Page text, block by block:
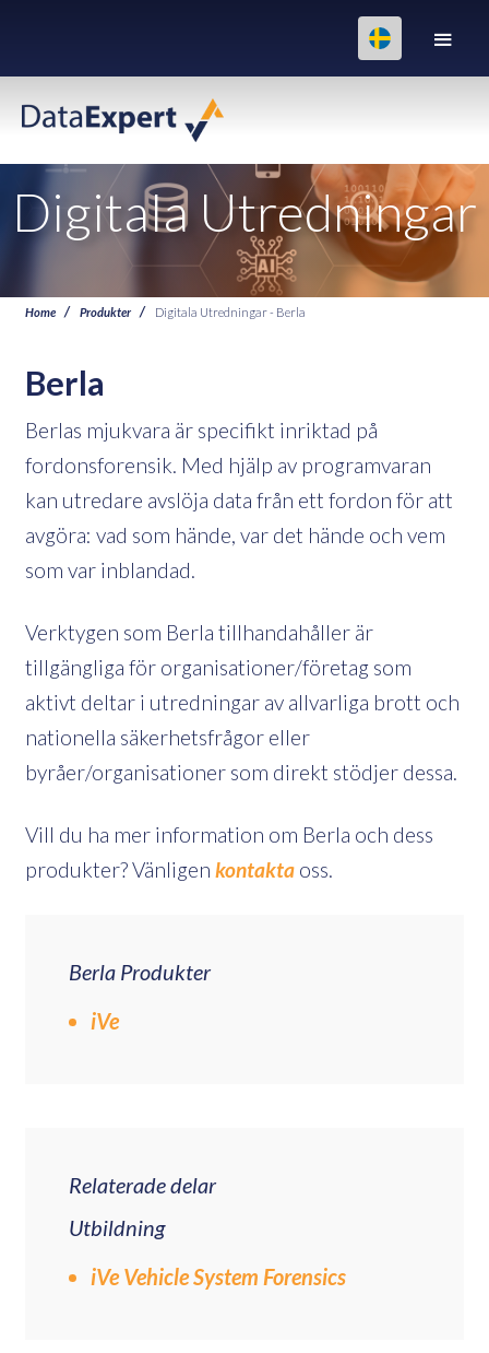
Digitala Utredningar
Home Produkter Digitala Utredningar - Berla
Berla
Berlas mjukvara är specifikt inriktad på
fordonsforensik. Med hjälp av programvaran
kan utredare avslöja data från ett fordon för att
avgöra: vad som hände, var det hände och vem
som var inblandad.
Verktygen som Berla tillhandahåller är
tillgängliga för organisationer/företag som
aktivt deltar i utredningar av allvarliga brott och
nationella säkerhetsfrågor eller
byråer/organisationer som direkt stödjer dessa.
Vill du ha mer information om Berla och dess
produkter? Vänligen kontakta oss.
Berla Produkter
iVe
Relaterade delar
Utbildning
iVe Vehicle System Forensics